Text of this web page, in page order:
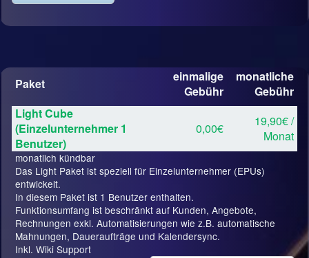
Paket
einmalige
Gebühr
monatliche
Gebühr
Light Cube
(Einzelunternehmer 1
Benutzer)
0,00€
19,90€ /
Monat
monatlich kündbar
Das Light Paket ist speziell für Einzelunternehmer (EPUs)
entwickelt.
In diesem Paket ist 1 Benutzer enthalten.
Funktionsumfang ist beschränkt auf Kunden, Angebote,
Rechnungen exkl. Automatisierungen wie z.B. automatische
Mahnungen, Daueraufträge und Kalendersync.
Inkl. Wiki Support